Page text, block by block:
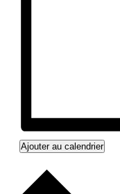
Ajouter au calendrier